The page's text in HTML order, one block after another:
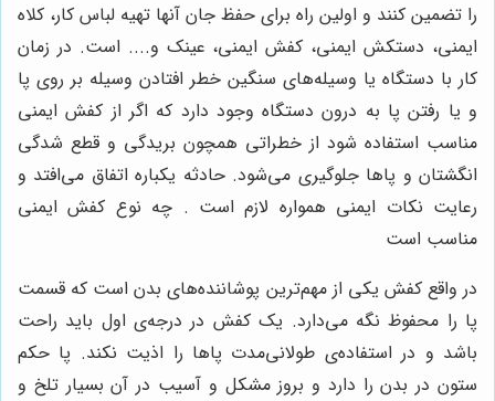
را تضمین کنند و اولین راه برای حفظ جان آنها تهیه لباس کار، کلاه
ایمنی، دستکش ایمنی، کفش ایمنی، عینک و.... است. در زمان
کار با دستگاه یا وسیله‌های سنگین خطر افتادن وسیله بر روی پا
و یا رفتن پا به درون دستگاه وجود دارد که اگر از کفش ایمنی
مناسب استفاده شود از خطراتی همچون بریدگی و قطع شدگی
انگشتان و پاها جلوگیری می‌شود. حادثه یکباره اتفاق می‌افتد و
رعایت نکات ایمنی همواره لازم است . چه نوع کفش ایمنی
مناسب است
در واقع کفش یکی از مهم‌ترین پوشاننده‌های بدن است که قسمت
پا را محفوظ نگه می‌دارد. یک کفش در درجه‌ی اول باید راحت
باشد و در استفاده‌ی طولانی‌مدت پاها را اذیت نکند. پا حکم
ستون در بدن را دارد و بروز مشکل و آسیب در آن بسیار تلخ و